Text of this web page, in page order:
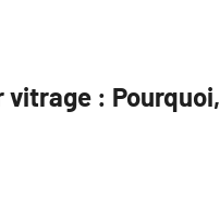
vitrage : Pourquoi,